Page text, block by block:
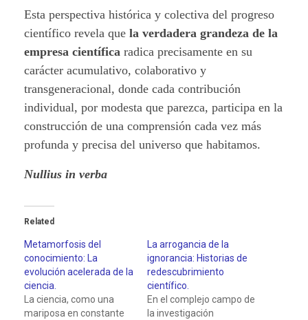
Esta perspectiva histórica y colectiva del progreso
científico revela que la verdadera grandeza de la
empresa científica radica precisamente en su
carácter acumulativo, colaborativo y
transgeneracional, donde cada contribución
individual, por modesta que parezca, participa en la
construcción de una comprensión cada vez más
profunda y precisa del universo que habitamos.
Nullius in verba
Related
Metamorfosis del
conocimiento: La
evolución acelerada de la
ciencia.
La ciencia, como una
mariposa en constante
La arrogancia de la
ignorancia: Historias de
redescubrimiento
científico.
En el complejo campo de
la investigación